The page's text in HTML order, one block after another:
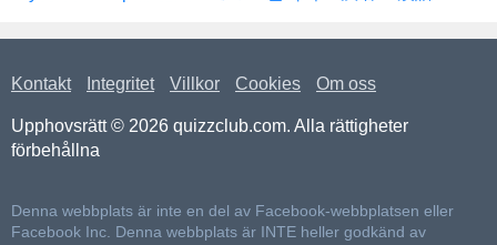
Kontakt Integritet Villkor Cookies Om oss
Upphovsrätt © 2026 quizzclub.com. Alla rättigheter
förbehållna
Denna webbplats är inte en del av Facebook-webbplatsen eller
Facebook Inc. Denna webbplats är INTE heller godkänd av